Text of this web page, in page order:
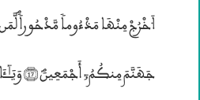
۸خْرُجْ مِنْهَا مَذْءُوماً مَّدْحُوراًؐ